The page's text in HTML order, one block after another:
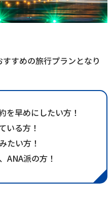
すめの旅行プランとなり
を早めにしたい方！
いる方！
たい方！
ANA派の方！